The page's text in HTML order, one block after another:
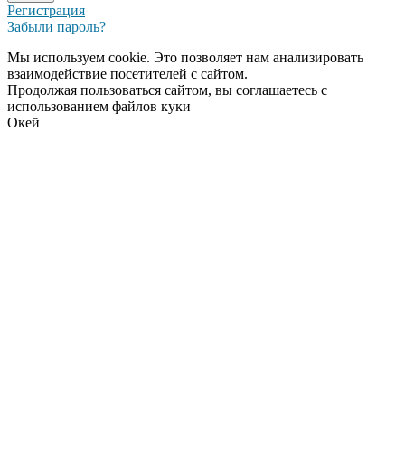
Регистрация
Забыли пароль?
Мы используем cookie. Это позволяет нам анализировать
взаимодействие посетителей с сайтом.
Продолжая пользоваться сайтом, вы соглашаетесь с
использованием файлов куки
Окей